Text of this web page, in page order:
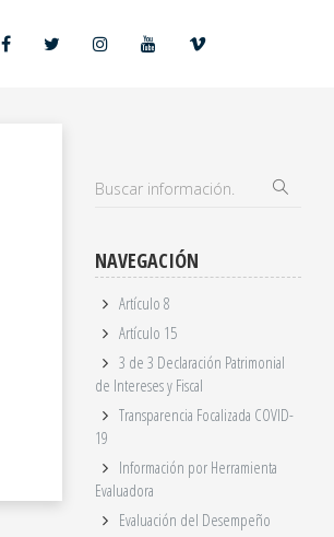
NAVEGACIÓN
Artículo 8
Artículo 15
3 de 3 Declaración Patrimonial
de Intereses y Fiscal
Transparencia Focalizada COVID-
19
Información por Herramienta
Evaluadora
Evaluación del Desempeño